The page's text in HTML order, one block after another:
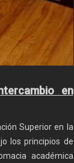
en
Superior en la
los principios de
académica